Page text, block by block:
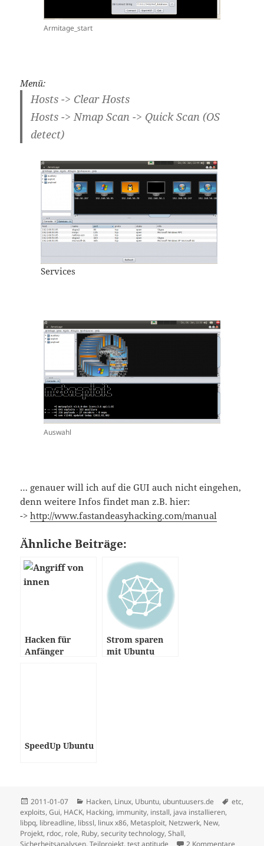
Armitage_start
Menü:
Hosts -> Clear Hosts
Hosts -> Nmap Scan -> Quick Scan (OS
detect)
Services
Auswahl
… genauer will ich auf die GUI auch nicht eingehen,
denn weitere Infos findet man z.B. hier:
->http://www.fastandeasyhacking.com/manual
Ähnliche Beiträge:
Hacken für
Anfänger
Strom sparen
mit Ubuntu
SpeedUp Ubuntu
Posted
on
2011-01-07 Categories
Hacken, Linux, Ubuntu, ubuntuusers.de Tags
etc,
exploits,Gui, HACK, Hacking, immunity, install, java installieren,
libpq, libreadline, libssl, linux x86, Metasploit, Netzwerk, New,
Projekt, rdoc, role, Ruby,security technology,Shall,
Sicherheitsanalysen,Teilprojekt,test aptitude 2 Kommentare